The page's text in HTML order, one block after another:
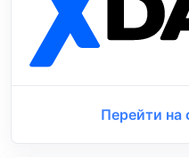
Перейти на